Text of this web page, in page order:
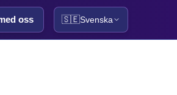
oss 🇸🇪Svenska